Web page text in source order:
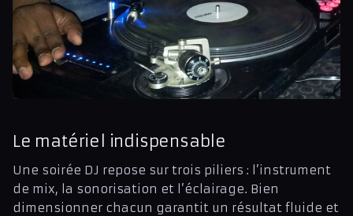
Le matériel indispensable
Une soirée DJ repose sur trois piliers : l’instrument
de mix, la sonorisation et l’éclairage. Bien
dimensionner chacun garantit un résultat fluide et